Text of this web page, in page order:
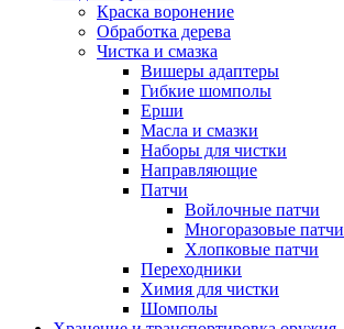
Краска воронение
Обработка дерева
Чистка и смазка
Вишеры адаптеры
Гибкие шомполы
Ерши
Масла и смазки
Наборы для чистки
Направляющие
Патчи
Войлочные патчи
Многоразовые патчи
Хлопковые патчи
Переходники
Химия для чистки
Шомполы